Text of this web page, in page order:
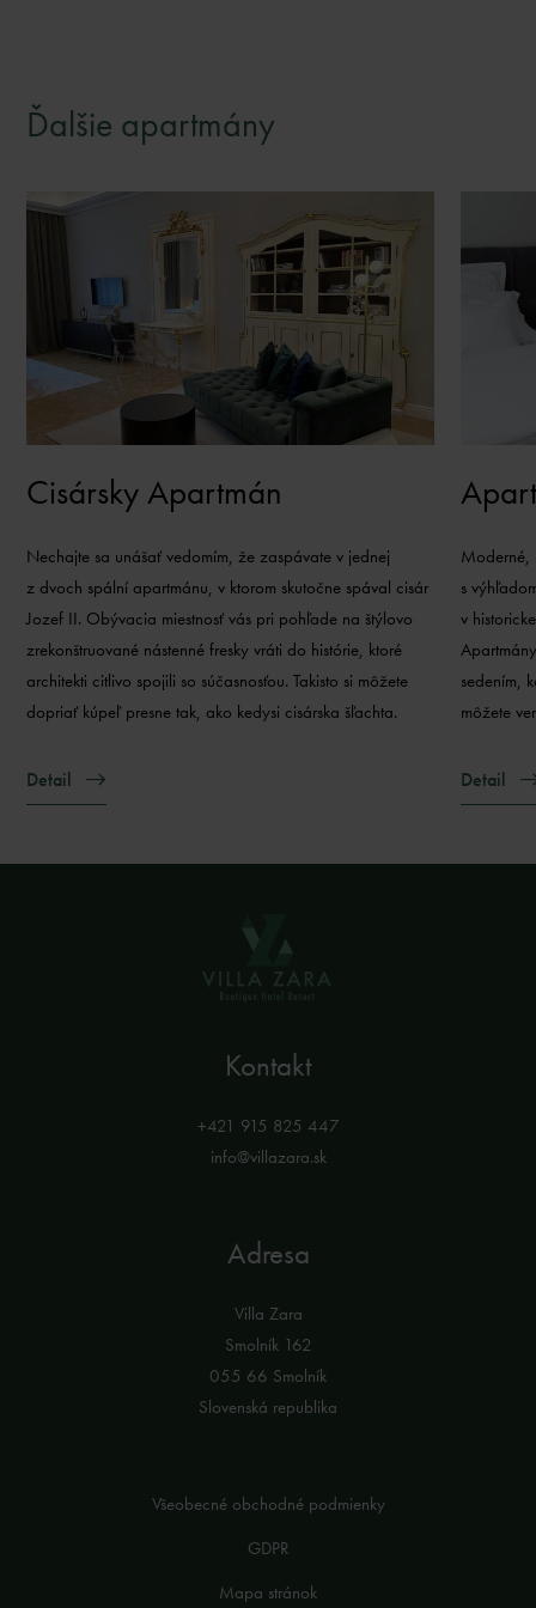
Ďalšie apartmány
Cisársky Apartmán
Nechajte sa unášať vedomím, že zaspávate v jednej
z dvoch spální apartmánu, v ktorom skutočne spával cisár
Jozef II. Obývacia miestnosť vás pri pohľade na štýlovo
zrekonštruované nástenné fresky vráti do histórie, ktoré
architekti citlivo spojili so súčasnosťou. Takisto si môžete
dopriať kúpeľ presne tak, ako kedysi cisárska šľachta.
Detail
Moderné,
s
v
sedením,
môžete
Detail
Kontakt
+421 915 825 447
info@villazara.sk
Adresa
Villa Zara
Smolník 162
055 66 Smolník
Slovenská republika
Všeobecné obchodné podmienky
GDPR
Mapa stránok